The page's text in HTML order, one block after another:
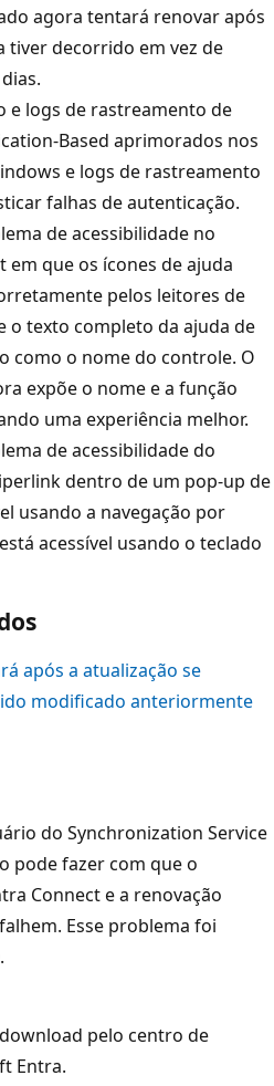
agora tentará renovar após
tiver decorrido em vez de
e logs de rastreamento de
Based aprimorados nos
e logs de rastreamento
falhas de autenticação.
de acessibilidade no
em que os ícones de ajuda
pelos leitores de
o texto completo da ajuda de
como o nome do controle. O
expõe o nome e a função
uma experiência melhor.
de acessibilidade do
dentro de um pop-up de
usando a navegação por
acessível usando o teclado
após a atualização se
modificado anteriormente
do Synchronization Service
pode fazer com que o
Connect e a renovação
Esse problema foi
pelo centro de
Entra.